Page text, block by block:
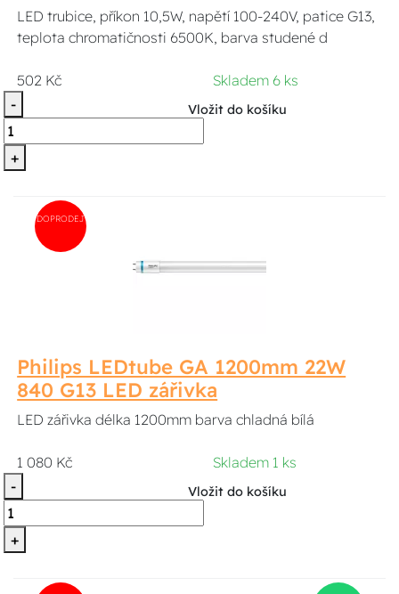
LED trubice, příkon 10,5W, napětí 100-240V, patice G13,
teplota chromatičnosti 6500K, barva studené d
502 Kč
Skladem 6 ks
-
+
Vložit do košíku
DOPRODEJ
Philips LEDtube GA 1200mm 22W
840 G13 LED zářivka
LED zářivka délka 1200mm barva chladná bílá
1 080 Kč
Skladem 1 ks
-
+
Vložit do košíku